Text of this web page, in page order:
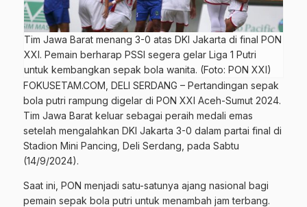
Tim Jawa Barat menang 3-0 atas DKI Jakarta di final PON
XXI. Pemain berharap PSSI segera gelar Liga 1 Putri
untuk kembangkan sepak bola wanita. (Foto: PON XXI)
FOKUSETAM.COM , DELI SERDANG – Pertandingan sepak
bola putri rampung digelar di PON XXI Aceh-Sumut 2024.
Tim Jawa Barat keluar sebagai peraih medali emas
setelah mengalahkan DKI Jakarta 3-0 dalam partai final di
Stadion Mini Pancing, Deli Serdang, pada Sabtu
(14/9/2024).
Saat ini, PON menjadi satu-satunya ajang nasional bagi
pemain sepak bola putri untuk menambah jam terbang.